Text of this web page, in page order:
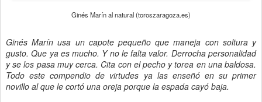
Ginés Marín al natural (toroszaragoza.es)
Ginés Marín usa un capote pequeño que maneja con soltura y
gusto. Que ya es mucho. Y no le falta valor. Derrocha personalidad
y se los pasa muy cerca. Cita con el pecho y torea en una baldosa.
Todo este compendio de virtudes ya las enseñó en su primer
novillo al que le cortó una oreja porque la espada cayó baja.